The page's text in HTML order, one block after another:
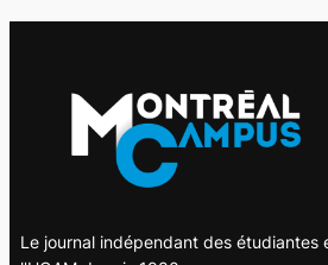
Le journal indépendant des étudiantes